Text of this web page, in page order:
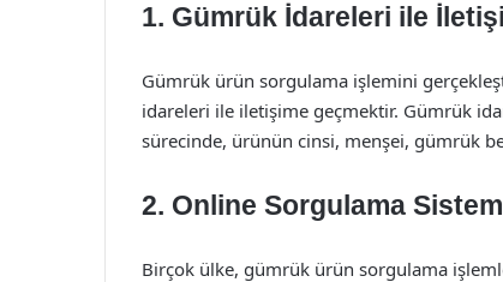
1. Gümrük İdareleri ile
Gümrük ürün sorgulama işlemini
idareleri ile iletişime geçmektir. Gümrük
sürecinde, ürünün cinsi, menşei, gümrük
2. Online Sorgulama
Birçok ülke, gümrük ürün sorgulama